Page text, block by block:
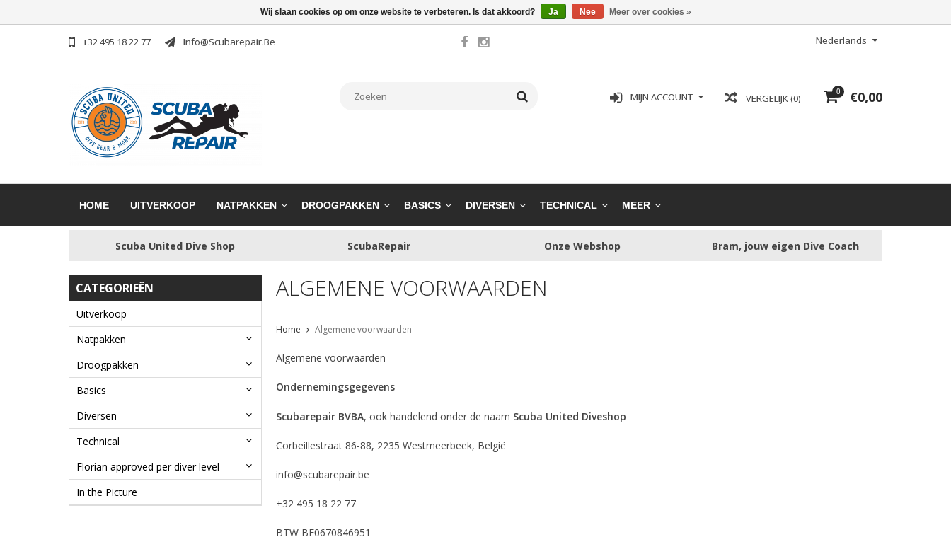
+32 495 18 22 77 Info@scubarepair.be Nederlands
0 €0,00
VERGELIJK (0)
MIJN ACCOUNT
HOME UITVERKOOP NATPAKKEN DROOGPAKKEN BASICS DIVERSEN TECHNICAL MEER
Scuba United Dive Shop ScubaRepair Onze Webshop Bram, jouw eigen Dive Coach
CATEGORIEËN
Uitverkoop
Natpakken
Droogpakken
Basics
Diversen
Technical
Florian approved per diver level
In the Picture
ALGEMENE VOORWAARDEN
Home Algemene voorwaarden
Algemene voorwaarden
Ondernemingsgegevens
Scubarepair BVBA, ook handelend onder de naam Scuba United Diveshop
Corbeillestraat 86-88, 2235 Westmeerbeek, België
info@scubarepair.be
+32 495 18 22 77
BTW BE0670846951
Wij slaan cookies op om onze website te verbeteren. Is dat akkoord? Ja Nee Meer over cookies »